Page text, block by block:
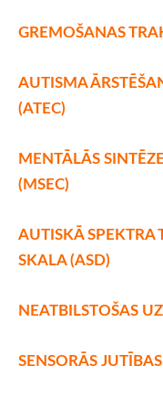
GREMOŠANAS
AUTISMA
(ATEC)
MENTĀLĀS
(MSEC)
AUTISKĀ
SKALA (ASD)
NEATBILSTOŠAS
SENSORĀS